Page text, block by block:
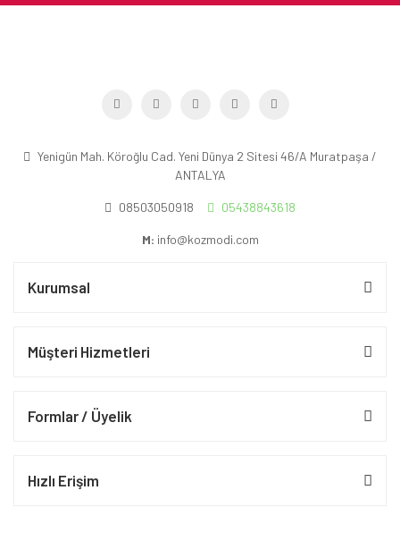
Yenigün Mah. Köroğlu Cad. Yeni Dünya 2 Sitesi 46/A Muratpaşa /
ANTALYA
08503050918 05438843618
M: info@kozmodi.com
Kurumsal
Müşteri Hizmetleri
Formlar / Üyelik
Hızlı Erişim